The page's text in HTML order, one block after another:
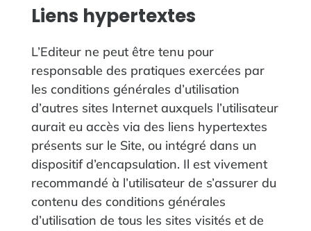
‍Liens hypertextes
L’Editeur ne peut être tenu pour
responsable des pratiques exercées par
les conditions générales d’utilisation
d’autres sites Internet auxquels l’utilisateur
aurait eu accès via des liens hypertextes
présents sur le Site, ou intégré dans un
dispositif d’encapsulation. Il est vivement
recommandé à l’utilisateur de s’assurer du
contenu des conditions générales
d’utilisation de tous les sites visités et de